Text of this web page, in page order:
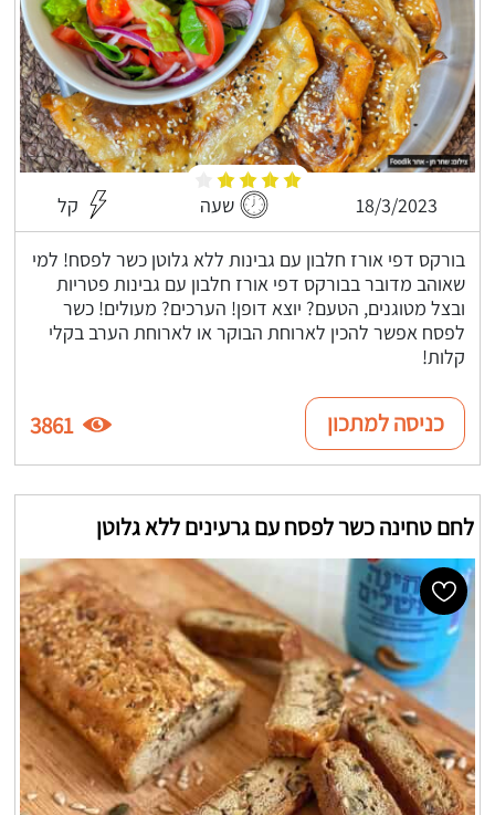
18/3/2023 שעה קל
בורקס דפי אורז חלבון עם גבינות ללא גלוטן כשר לפסח! למי
שאוהב מדובר בבורקס דפי אורז חלבון עם גבינות פטריות
ובצל מטוגנים, הטעם? יוצא דופן! הערכים? מעולים! כשר
לפסח אפשר להכין לארוחת הבוקר או לארוחת הערב בקלי
קלות!
כניסה למתכון 3861
לחם טחינה כשר לפסח עם גרעינים ללא גלוטן